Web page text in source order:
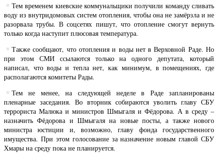
Тем временем киевские коммунальщики получили команду сливать
воду из внутридомовых систем отопления, чтобы она не замёрзла и не
разорвала трубы. В соцсетях пишут, что отопление смогут вернуть
только когда наступит плюсовая температура.
Также сообщают, что отопления и воды нет в Верховной Раде. Но
при этом СМИ ссылаются только на одного депутата, который
написал, что воды и тепла нет, как минимум, в помещениях, где
располагаются комитеты Рады.
Тем не менее, на следующей неделе в Раде запланированы
пленарные заседания. Во вторник собираются уволить главу СБУ
террориста Малюка и министров Шмыгаля и Фёдорова. А в среду –
назначить Фёдорова и Шмыгаля на новые посты, а также нового
министра юстиции и, возможно, главу фонда государственного
имущества. При этом голосование за назначение новым главой СБУ
Хмары на среду пока не планируется.